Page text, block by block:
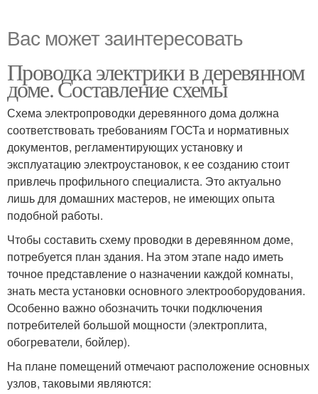
Вас может заинтересовать
Проводка электрики в деревянном
доме. Составление схемы
Схема электропроводки деревянного дома должна
соответствовать требованиям ГОСТа и нормативных
документов, регламентирующих установку и
эксплуатацию электроустановок, к ее созданию стоит
привлечь профильного специалиста. Это актуально
лишь для домашних мастеров, не имеющих опыта
подобной работы.
Чтобы составить схему проводки в деревянном доме,
потребуется план здания. На этом этапе надо иметь
точное представление о назначении каждой комнаты,
знать места установки основного электрооборудования.
Особенно важно обозначить точки подключения
потребителей большой мощности (электроплита,
обогреватели, бойлер).
На плане помещений отмечают расположение основных
узлов, таковыми являются: